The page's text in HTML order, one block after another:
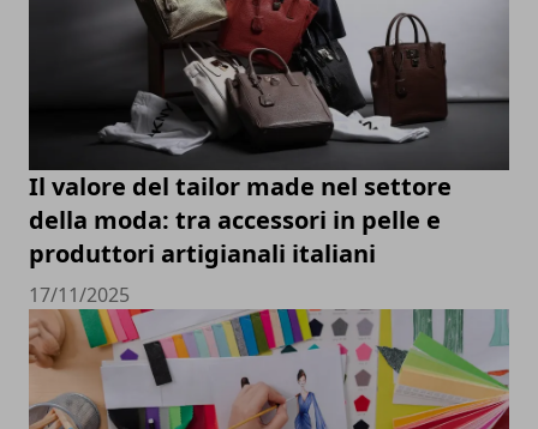
Il valore del tailor made nel settore
della moda: tra accessori in pelle e
produttori artigianali italiani
17/11/2025